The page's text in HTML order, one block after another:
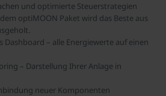
und optimierte Steuerstrategien
optiMOON Paket wird das Beste aus
Dashboard – alle Energiewerte auf einen
– Darstellung Ihrer Anlage in
neuer Komponenten